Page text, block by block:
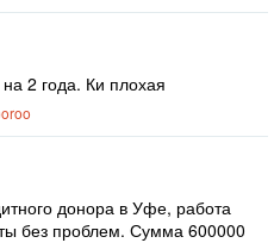
2 года. Ки плохая
донора в Уфе, работа
без проблем. Сумма 600000